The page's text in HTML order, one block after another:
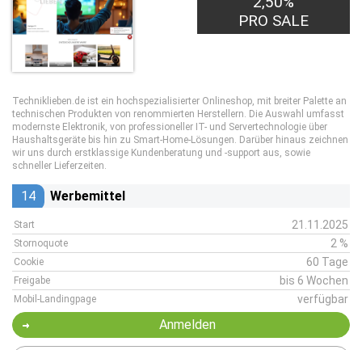
PRO SALE
Techniklieben.de ist ein hochspezialisierter Onlineshop, mit breiter Palette an
technischen Produkten von renommierten Herstellern. Die Auswahl umfasst
modernste Elektronik, von professioneller IT- und Servertechnologie über
Haushaltsgeräte bis hin zu Smart-Home-Lösungen. Darüber hinaus zeichnen
wir uns durch erstklassige Kundenberatung und -support aus, sowie
schneller Lieferzeiten.
14 Werbemittel
Start 21.11.2025
Stornoquote 2 %
Cookie 60 Tage
Freigabe bis 6 Wochen
Mobil-Landingpage verfügbar
Anmelden